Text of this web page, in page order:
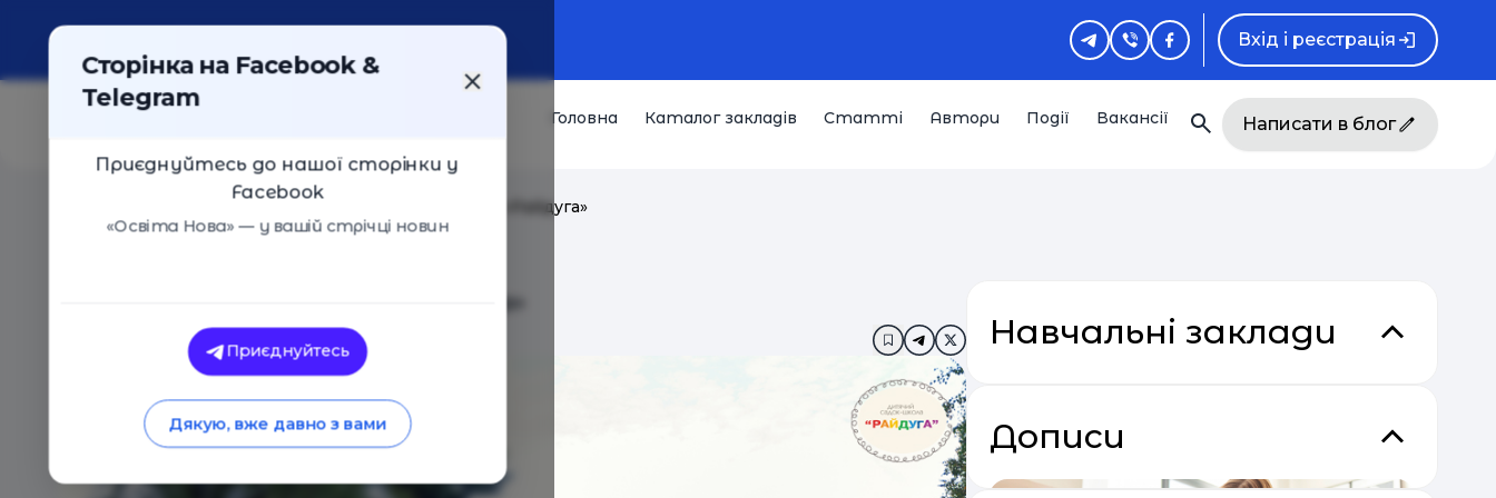
Вхід і реєстрація
Головна Каталог закладів Статті Автори Події Вакансії Написати в блог
Школа-дитячий садок «Райдуга»
Школа-дитячий садок «Райдуга»
Оцінка 3 - 2 голоси
Додати в закладкиНавчальні заклади
Дописи
Сторінка на Facebook &
Telegram
Приєднуйтесь до нашої сторінки у
Facebook
«Освіта Нова» — у вашій стрічці новин
Приєднуйтесь
Дякую, вже давно з вами